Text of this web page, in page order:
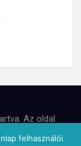
Az oldal
felhasználói